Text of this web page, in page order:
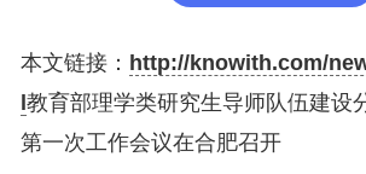
本文链接： http://knowith.com/
教育部理学类研究生导师队伍建设
第一次工作会议在合肥召开